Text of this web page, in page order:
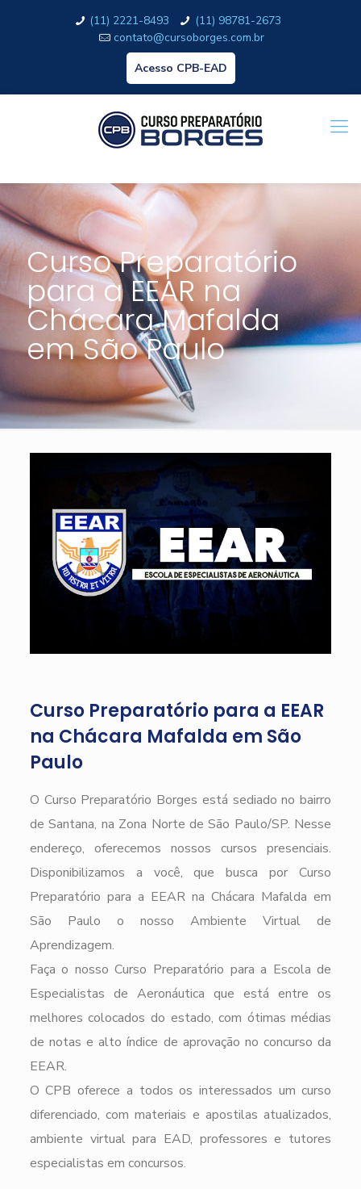
(11) 2221-8493
(11) 98781-2673
contato@cursoborges.com.br
Acesso CPB-EAD
Curso Preparatório
para a EEAR na
Chácara Mafalda
em São Paulo
Curso Preparatório para a EEAR
na Chácara Mafalda em São
Paulo
O Curso Preparatório Borges está sediado no bairro
de Santana, na Zona Norte de São Paulo/SP. Nesse
endereço, oferecemos nossos cursos presenciais.
Disponibilizamos a você, que busca por Curso
Preparatório para a EEAR na Chácara Mafalda em
São Paulo o nosso Ambiente Virtual de
Aprendizagem.
Faça o nosso Curso Preparatório para a Escola de
Especialistas de Aeronáutica que está entre os
melhores colocados do estado, com ótimas médias
de notas e alto índice de aprovação no concurso da
EEAR.
O CPB oferece a todos os interessados um curso
diferenciado, com materiais e apostilas atualizados,
ambiente virtual para EAD, professores e tutores
especialistas em concursos.